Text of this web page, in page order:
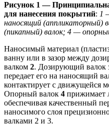
Рисунок 1 —
для нанесения покрытий: 1
наносящий (аппликаторный)
(пикапный) валок; 4 —
Наносимый материал
ванну или в зазор между
валком 2. Дозирующий валок
передает его на наносящий
контактирует с движущейся
Опорный валок 4 прижимает
обеспечивая качественный
наносимого слоя
валками 2 и 3.